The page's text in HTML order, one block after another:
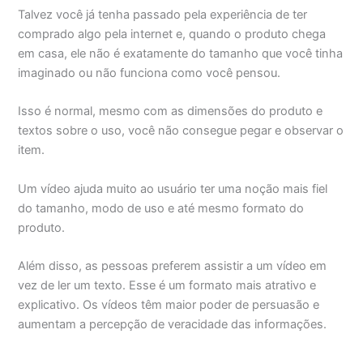
Talvez você já tenha passado pela experiência de ter
comprado algo pela internet e, quando o produto chega
em casa, ele não é exatamente do tamanho que você tinha
imaginado ou não funciona como você pensou.
Isso é normal, mesmo com as dimensões do produto e
textos sobre o uso, você não consegue pegar e observar o
item.
Um vídeo ajuda muito ao usuário ter uma noção mais fiel
do tamanho, modo de uso e até mesmo formato do
produto.
Além disso, as pessoas preferem assistir a um vídeo em
vez de ler um texto. Esse é um formato mais atrativo e
explicativo. Os vídeos têm maior poder de persuasão e
aumentam a percepção de veracidade das informações.